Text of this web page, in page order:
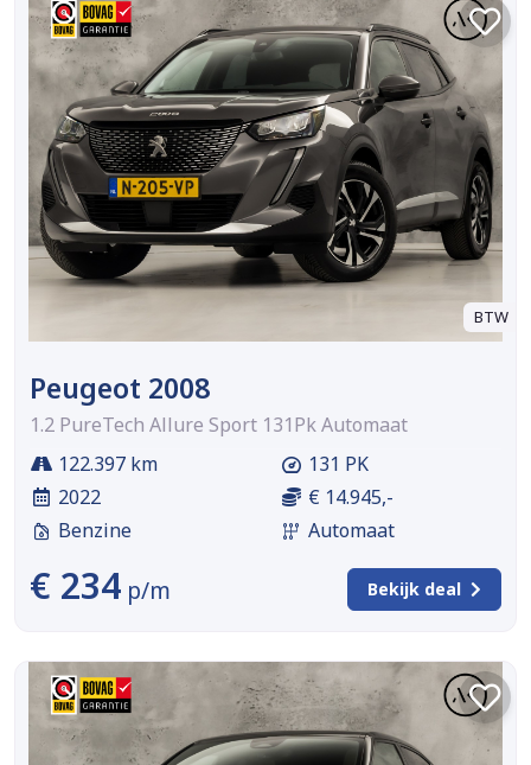
BTW
Peugeot 2008
1.2 PureTech Allure Sport 131Pk Automaat
122.397 km
2022
Benzine
131 PK
€ 14.945,-
Automaat
€ 234 p/m Bekijk deal